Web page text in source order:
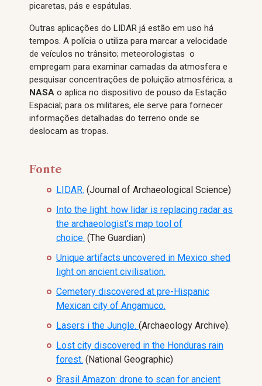
picaretas, pás e espátulas.
Outras aplicações do LIDAR já estão em uso há
tempos. A polícia o utiliza para marcar a velocidade
de veículos no trânsito; meteorologistas o
empregam para examinar camadas da atmosfera e
pesquisar concentrações de poluição atmosférica; a
NASA o aplica no dispositivo de pouso da Estação
Espacial; para os militares, ele serve para fornecer
informações detalhadas do terreno onde se
deslocam as tropas.
Fonte
LIDAR. (Journal of Archaeological Science)
Into the light: how lidar is replacing radar as
the archaeologist’s map tool of
choice. (The Guardian)
Unique artifacts uncovered in Mexico shed
light on ancient civilisation.
Cemetery discovered at pre-Hispanic
Mexican city of Angamuco.
Lasers i the Jungle. (Archaeology Archive).
Lost city discovered in the Honduras rain
forest. (National Geographic)
Brasil Amazon: drone to scan for ancient